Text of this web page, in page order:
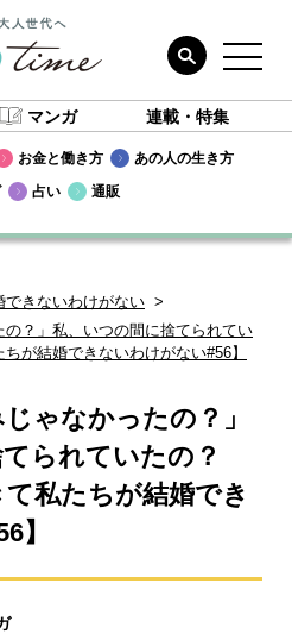
マンガ 連載・特集
お金と働き方
あの人の生き方
占い 通販
できないわけがない
の？」私、いつの間に捨てられてい
が結婚できないわけがない#56】
ゃなかったの？」
られていたの？
て私たちが結婚でき
】